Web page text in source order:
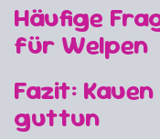
Häufige
für Welpen
Fazit:
guttun